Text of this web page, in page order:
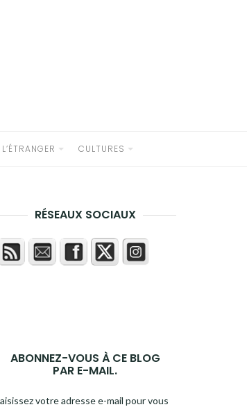
CULTURES
RÉSEAUX SOCIAUX
ABONNEZ-VOUS À CE BLOG
PAR E-MAIL.
votre adresse e-mail pour vous